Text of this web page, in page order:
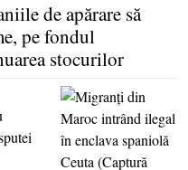
de apărare să
pe fondul
stocurilor